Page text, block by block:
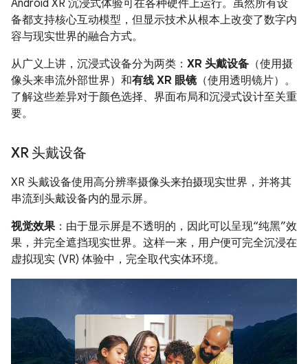
Android XR 沉浸式体验可在各种硬件上运行。虽然所有设
备都支持核心互动模型，但显示技术从根本上改变了数字内
容与现实世界的融合方式。
从广义上讲，沉浸式设备分为两类： XR 头戴设备 （使用摄
像头来串流外部世界）和有线 XR 眼镜 （使用透明镜片）。
了解这些差异对于颜色选择、界面布局和沉浸式设计至关重
要。
XR 头戴设备
XR 头戴设备使用高分辨率摄像头来拍摄现实世界，并将其
串流到头戴设备内的显示屏。
视觉效果 ：由于显示屏是不透明的，因此可以呈现“纯黑”效
果，并完全遮挡现实世界。这样一来，用户便可完全沉浸在
虚拟现实 (VR) 体验中，完全取代实体环境。